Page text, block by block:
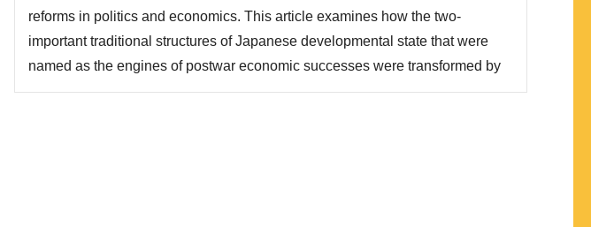
reforms in politics and economics. This article examines how the two-
important traditional structures of Japanese developmental state that were
named as the engines of postwar economic successes were transformed by
reforms. The first is so called “convoy system” financial regulation: the